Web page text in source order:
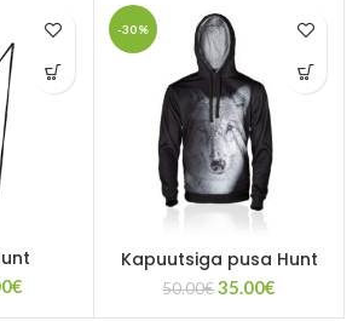
€
-30%
Kapuutsiga pusa Hunt
50.00€Algne
35.00€